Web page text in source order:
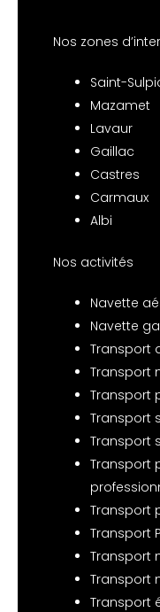
Nos zones
Saint-
Mazamet
Lavaur
Gaillac
Castres
Carmaux
Albi
Nos activités
Navette
Navette
Transport
Transport
Transport
Transport
Transport
Transport
Transport
Transport
Transport
Transport
Transport